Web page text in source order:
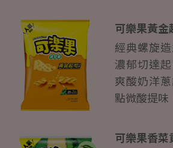
可樂果黃金
經典螺旋
濃郁切達
爽酸奶洋
點微酸提味
可樂果香菜